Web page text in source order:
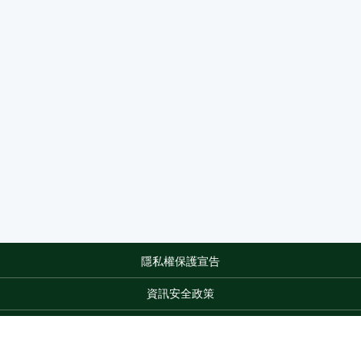
隱私權保護宣告
資訊安全政策